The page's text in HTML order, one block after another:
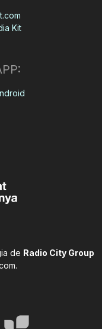
Kit
de Radio City Group
.